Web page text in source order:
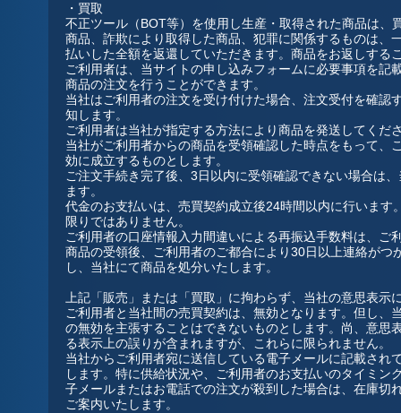
・買取
不正ツール（BOT等）を使用し生産・取得された商品は
商品、詐欺により取得した商品、犯罪に関係するものは
払いした全額を返還していただきます。商品をお返しする
ご利用者は、当サイトの申し込みフォームに必要事項を
商品の注文を行うことができます。
当社はご利用者の注文を受け付けた場合、注文受付を確
知します。
ご利用者は当社が指定する方法により商品を発送してくだ
当社がご利用者からの商品を受領確認した時点をもって
効に成立するものとします。
ご注文手続き完了後、3日以内に受領確認できない場合は
ます。
代金のお支払いは、売買契約成立後24時間以内に行いま
限りではありません。
ご利用者の口座情報入力間違いによる再振込手数料は、ご
商品の受領後、ご利用者のご都合により30日以上連絡が
し、当社にて商品を処分いたします。
上記「販売」または「買取」に拘わらず、当社の意思表
ご利用者と当社間の売買契約は、無効となります。但し
の無効を主張することはできないものとします。尚、意
る表示上の誤りが含まれますが、これらに限られません。
当社からご利用者宛に送信している電子メールに記載さ
します。特に供給状況や、ご利用者のお支払いのタイミ
子メールまたはお電話での注文が殺到した場合は、在庫
ご案内いたします。